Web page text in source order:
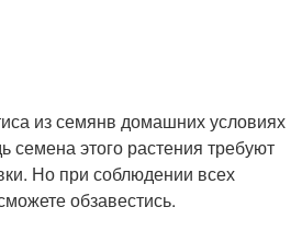
из семянв домашних условиях
семена этого растения требуют
Но при соблюдении всех
обзавестись.